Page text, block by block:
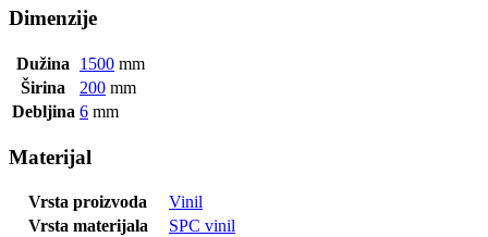
Dimenzije
Dužina 1500 mm
Širina
200 mm
Debljina 6 mm
Materijal
Vrsta proizvoda
Vinil
Vrsta materijala
SPC vinil